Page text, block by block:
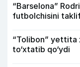
“Barselona”
futbolchisini
“Tolibon” yettita
to‘xtatib qo‘ydi